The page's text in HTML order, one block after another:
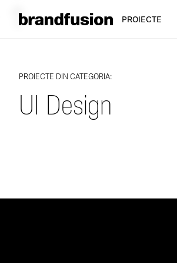
PROIECTE
PROIECTE DIN CATEGORIA:
UI Design